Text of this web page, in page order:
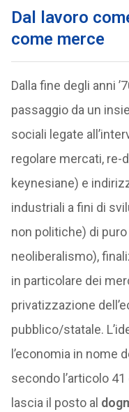
Dal lavoro
come merce
Dalla fine degli anni
passaggio da un
sociali legate
regolare mercati,
keynesiane) e
industriali a fini di
non politiche) di
neoliberalismo),
in particolare dei
privatizzazione
pubblico/statale.
l’economia in nome
secondo l’articolo
lascia il posto al